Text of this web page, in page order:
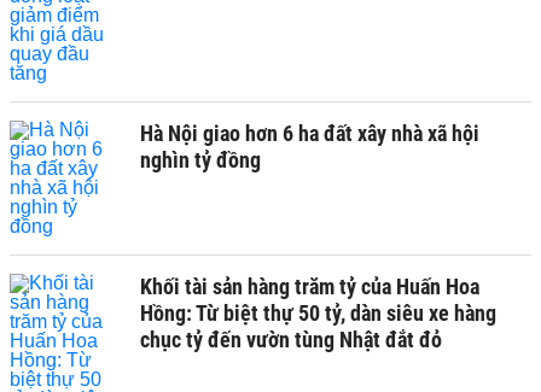
Hà Nội giao hơn 6 ha đất xây nhà xã hội
nghìn tỷ đồng
Khối tài sản hàng trăm tỷ của Huấn Hoa
Hồng: Từ biệt thự 50 tỷ, dàn siêu xe hàng
chục tỷ đến vườn tùng Nhật đắt đỏ